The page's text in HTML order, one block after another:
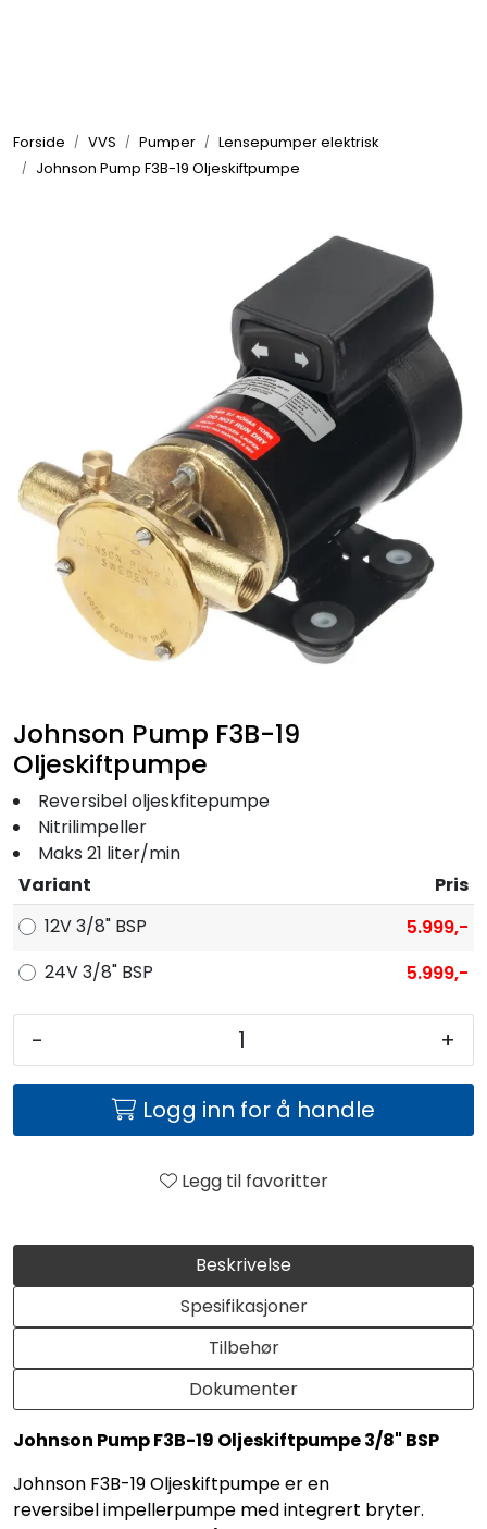
Forside VVS Pumper
Lensepumper elektrisk
Johnson Pump F3B-19 Oljeskiftpumpe
Beskrivelse
Spesifikasjoner
Tilbehør
Dokumenter
Johnson Pump F3B-19 Oljeskiftpumpe 3/8" BSP
Johnson F3B-19 Oljeskiftpumpe er en
reversibel impellerpumpe med integrert bryter.
Johnson Pump F3B-19
Oljeskiftpumpe
Reversibel oljeskfitepumpe
Nitrilimpeller
Maks 21 liter/min
Variant
Pris
12V 3/8" BSP
5.999,-
24V 3/8" BSP
5.999,-
- +
Logg inn for å handle
Legg til favoritter
Elektrisk
Motor/Styring
Fortøyning
Fritid/Sikkerhet
Båtpleie/Opplag
Nyheter